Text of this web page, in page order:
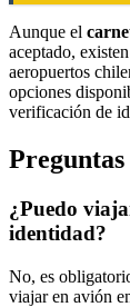
Aunque el
aceptado,
aeropuertos
opciones
verificación de
¿Puedo
identidad?
No, es
viajar en avión